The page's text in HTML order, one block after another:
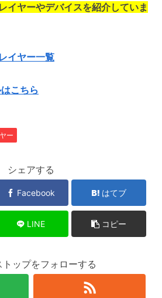
イヤーやデバイスを紹介していま
イヤー一覧
こちら
ー
シェアする
Facebook はてブ
LINE コピー
ップをフォローする